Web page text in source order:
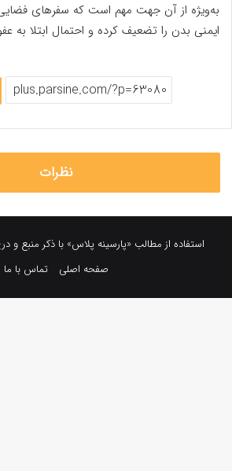
به‌ویژه از آن جهت مهم است که سفرهای
ایمنی بدن را تضعیف کرده و احتمال ابتلا به
نظرات
استفاده از مطالب «پارسینه پلاس» با ذکر منبع و
صفحه اصلی
تماس با ما